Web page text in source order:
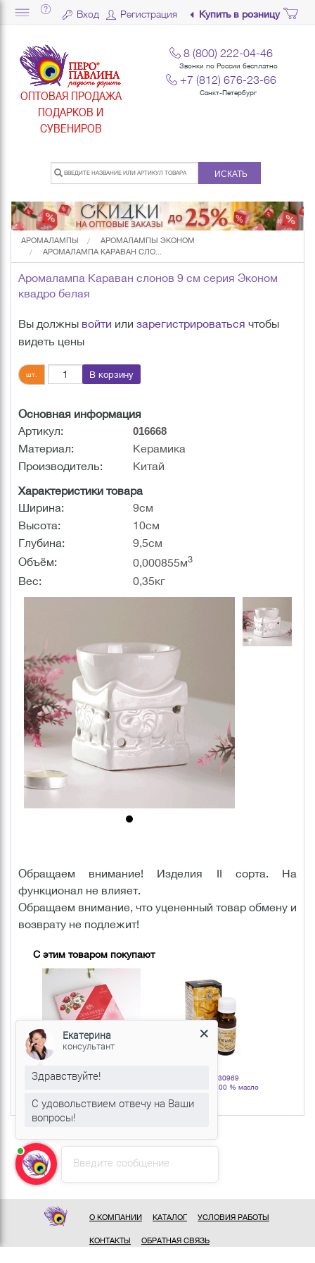
Вход Регистрация Купить в розницу
ОПТОВАЯ ПРОДАЖА
ПОДАРКОВ И
СУВЕНИРОВ
8 (800) 222-04-46
Звонки по России бесплатно
+7 (812) 676-23-66
Санкт-Петербург
ИСКАТЬ
АРОМАЛАМПЫ
АРОМАЛАМПЫ ЭКОНОМ
АРОМАЛАМПА КАРАВАН СЛО...
Аромалампа Караван слонов 9 см серия Эконом
квадро белая
Вы должны войти или зарегистрироваться чтобы
видеть цены
шт. В корзину
Основная информация
Артикул:
016668
Материал:
Керамика
Производитель:
Китай
Характеристики товара
Ширина:
9см
Высота:
10см
Глубина:
9,5см
Объём:
0,000855м3
Вес: 0,35кг
Обращаем внимание! Изделия II сорта. На
функционал не влияет.
Обращаем внимание, что уцененный товар обмену и
возврату не подлежит!
С этим товаром покупают
Артикул: 132251
Артикул: 130969
Ветивер 10 мл 100 % масло
О КОМПАНИИ КАТАЛОГ УСЛОВИЯ РАБОТЫ
КОНТАКТЫ ОБРАТНАЯ СВЯЗЬ
Введите сообщение
Екатерина
консультант
Здравствуйте!
С удовольствием отвечу на Ваши
вопросы!